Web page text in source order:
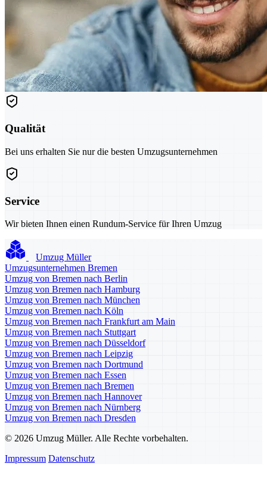
Qualität
Bei uns erhalten Sie nur die besten Umzugsunternehmen
Service
Wir bieten Ihnen einen Rundum-Service für Ihren Umzug
Umzug Müller
Umzugsunternehmen Bremen
Umzug von Bremen nach Berlin
Umzug von Bremen nach Hamburg
Umzug von Bremen nach München
Umzug von Bremen nach Köln
Umzug von Bremen nach Frankfurt am Main
Umzug von Bremen nach Stuttgart
Umzug von Bremen nach Düsseldorf
Umzug von Bremen nach Leipzig
Umzug von Bremen nach Dortmund
Umzug von Bremen nach Essen
Umzug von Bremen nach Bremen
Umzug von Bremen nach Hannover
Umzug von Bremen nach Nürnberg
Umzug von Bremen nach Dresden
© 2026 Umzug Müller. Alle Rechte vorbehalten.
Impressum Datenschutz